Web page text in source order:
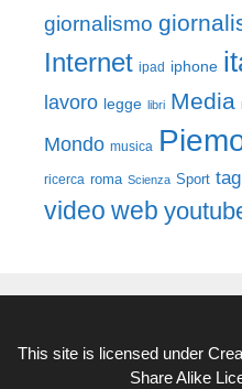
giornalismo
Internet ipad iphone
lavoro legge libri Media
Mondo musica
ricerca roma Scienza Sport tag
video web
This site is licensed under
Share Alike